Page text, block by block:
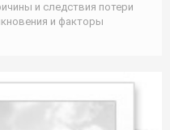
и следствия потери
и факторы